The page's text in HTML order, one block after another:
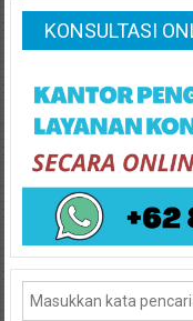
KONSULTASI